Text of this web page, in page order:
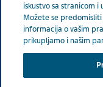
iskustvo sa stranicom
Možete se
informacija o vašim
prikupljamo i našim